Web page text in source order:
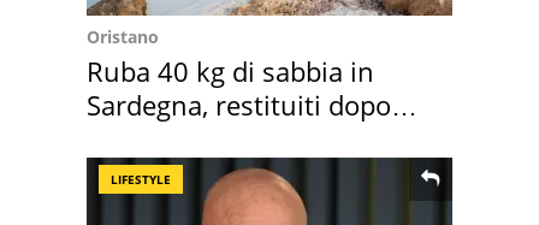
Oristano
Ruba 40 kg di sabbia in
Sardegna, restituiti dopo
LIFESTYLE